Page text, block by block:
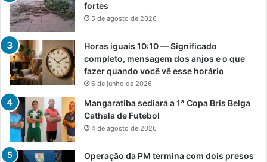
fortes
5 de agosto de 2026
Horas iguais 10:10 — Significado
completo, mensagem dos anjos e o que
fazer quando você vê esse horário
6 de junho de 2026
Mangaratiba sediará a 1ª Copa Bris Belga
Cathala de Futebol
4 de agosto de 2026
Operação da PM termina com dois presos